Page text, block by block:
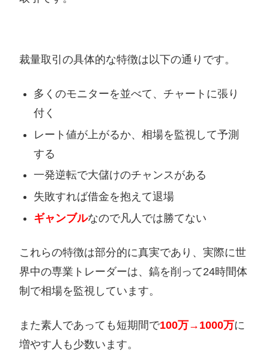
裁量取引の具体的な特徴は以下の通りです。
多くのモニターを並べて、チャートに張り
付く
レート値が上がるか、相場を監視して予測
する
一発逆転で大儲けのチャンスがある
失敗すれば借金を抱えて退場
ギャンブルなので凡人では勝てない
これらの特徴は部分的に真実であり、実際に世
界中の専業トレーダーは、鎬を削って24時間体
制で相場を監視しています。
また素人であっても短期間で100万→1000万に
増やす人も少数います。